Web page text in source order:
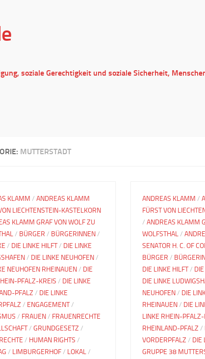
soziale Gerechtigkeit und soziale Sicherheit,
MUTTERSTADT
KLAMM / ANDREAS KLAMM
LIECHTENSTEIN-KASTELKORN
KLAMM GRAF VON WOLF ZU
/ BÜRGER / BÜRGERINNEN/
/ DIE LINKE HILFT/ DIE LINKE
/ DIE LINKE NEUHOFEN/
NEUHOFEN RHEINAUEN/ DIE
PFALZ-KREIS / DIE LINKE
PFALZ / DIE LINKE
/ ENGAGEMENT/
/ FRAUEN/ FRAUENRECHTE
/ GRUNDGESETZ /
/ HUMAN RIGHTS /
/ LIMBURGERHOF/ LOKAL/
ANDREAS KLAMM /
FÜRST VON
/ ANDREAS KLAMM
WOLFSTHAL/
SENATOR H. C. OF
BÜRGER /
DIE LINKE HILFT/
DIE LINKE
NEUHOFEN/ DIE
RHEINAUEN/ DIE
LINKE RHEIN-PFALZ-
RHEINLAND-PFALZ /
VORDERPFALZ / DIE
GRUPPE 38